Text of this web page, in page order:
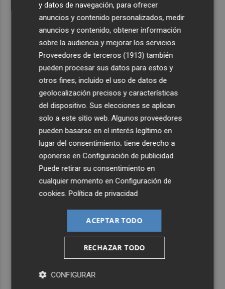
y datos de navegación, para ofrecer
anuncios y contenido personalizados, medir
anuncios y contenido, obtener información
sobre la audiencia y mejorar los servicios.
Proveedores de terceros (1913) también
pueden procesar sus datos para estos y
otros fines, incluido el uso de datos de
geolocalización precisos y características
del dispositivo. Sus elecciones se aplican
solo a este sitio web. Algunos proveedores
pueden basarse en el interés legítimo en
lugar del consentimiento; tiene derecho a
oponerse enConfiguración de publicidad.
Puede retirar su consentimiento en
cualquier momento enConfiguración de
cookies.Política de privacidad
ACEPTAR TODO
RECHAZAR TODO
CONFIGURAR